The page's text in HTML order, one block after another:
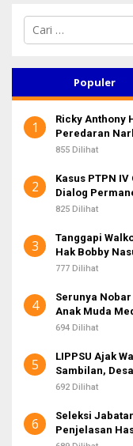
C
i
n
u
k
Populer
1
Ricky Anthony
Peredaran
855 Dilihat
2
Kasus PTPN
Dialog
825 Dilihat
3
Tanggapi
Hak Bobby
777 Dilihat
4
Serunya
Anak Muda
694 Dilihat
5
LIPPSU Ajak
Sambilan,
692 Dilihat
6
Seleksi
Penjelasan